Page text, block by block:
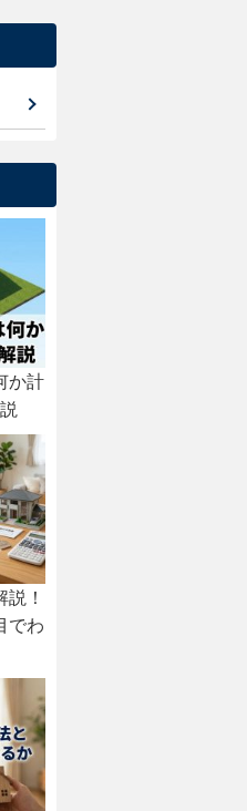
か計
！
でわ